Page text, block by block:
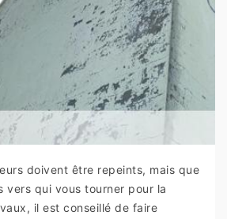
doivent être repeints, mais que
vers qui vous tourner pour la
il est conseillé de faire